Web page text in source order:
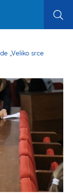
„Veliko srce